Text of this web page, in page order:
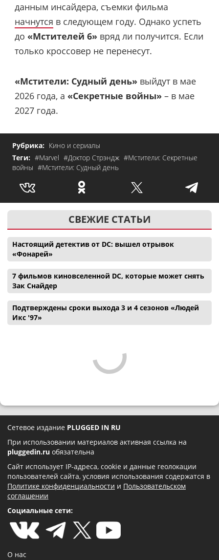
данным инсайдера, съемки фильма
начнутся в следующем году. Однако успеть
до «Мстителей 6» вряд ли получится. Если
только кроссовер не перенесут.
«Мстители: Судный день» выйдут в мае
2026 года, а «Секретные войны» – в мае
2027 года.
Рубрика: Кино и сериалы
Теги: #Marvel #Доктор Стрэндж #Мстители: Секретные
войны #Мстители: Судный день
СВЕЖИЕ СТАТЬИ
Настоящий детектив от DC: вышел отрывок
«Фонарей»
7 фильмов киновселенной DC, которые может снять
Зак Снайдер
Подтверждены сроки выхода 3 и 4 сезонов «Людей
Икс '97»
Сетевое издание PLUGGED IN RU
При использовании материалов активная ссылка на
pluggedin.ru обязательна
Сайт использует IP-адреса, cookie и данные геолокации
пользователей сайта, условия использования содержатся в
Политике конфиденциальности и Пользовательском
соглашении
Социальные сети:
О нас